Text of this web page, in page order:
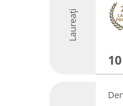
Laureați
10